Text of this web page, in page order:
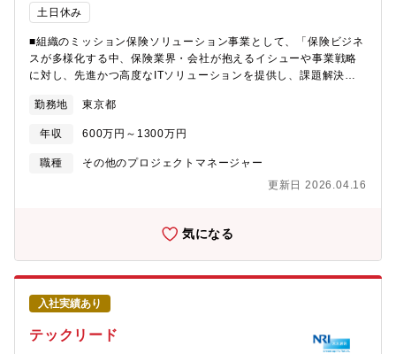
グにおいても、実効性を重視し、実際に機能する具体的な提案を
行います。常に新しい業務にチャレンジし、成長を実感できる業
務です。 【配属想定組織】NRIセキュアテクノロジーズDXセキュ
リティコンサルティング事業本部DevSecOps事業部
土日休み
■組織のミッション保険ソリューション事業として、「保険ビジネ
スが多様化する中、保険業界・会社が抱えるイシューや事業戦略
に対し、先進かつ高度なITソリューションを提供し、課題解決に
しています。業務変革を実現するには、ビジネス仮説に対し、
「データ分析による客観的な評価」や「テクノロジーの見極め」
が重要となります。NRIは、保険会社の基幹業務システムを長年経
験してきており、業務やデータの性質を深く理解しています。そ
業務にどのように組み込むべきかを検討し、最適なソリューショ
推進部ITコンサルタント13名、ITエンジニア15名（業務アプリケ
ーション、アプリ共通、ITアーキテクト、基盤エンジニア）【募
集職種の期待役割】保険業界・保険会社は、デジタル化の進展に
よりリスクが徐々に計測可能になり「大数の法則」による保険商
品だけではニーズに応えきれなく、よりパーソナルなニーズに適
した保険商品の設計が求められています。また、保険ビジネス自
体が、経済損失をカバーする「保障・補償」から、リスクが発生
しない「予防」へと提供範囲が拡大しています。保険業界が持つ
勤務地 東京都
年収 600万円～1300万円
職種
その他のプロジェクトマネージャー
更新日 2026.04.16
気になる
入社実績あり
テックリード